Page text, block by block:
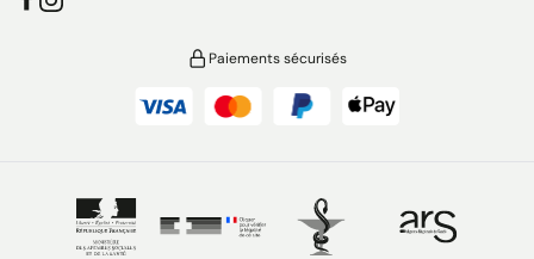
Paiements sécurisés